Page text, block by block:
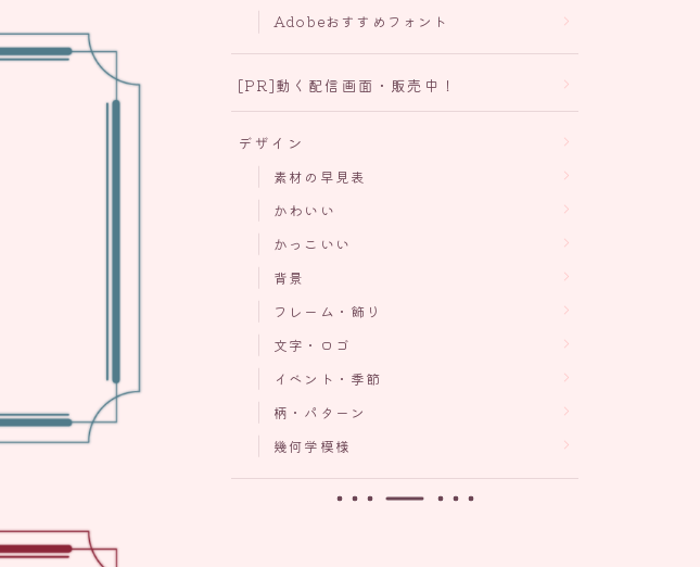
Adobeおすすめフォント
[PR]動く配信画面・販売中！
デザイン
素材の早見表
かわいい
かっこいい
背景
フレーム・飾り
文字・ロゴ
イベント・季節
柄・パターン
幾何学模様